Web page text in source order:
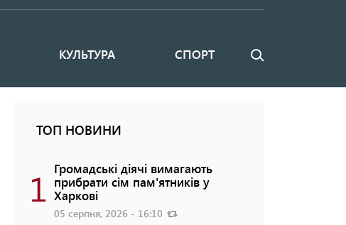
КУЛЬТУРА СПОРТ Пошук
ТОП НОВИНИ
1 Громадські діячі вимагають
прибрати сім пам'ятників у
Харкові
05 серпня, 2026 - 16:10